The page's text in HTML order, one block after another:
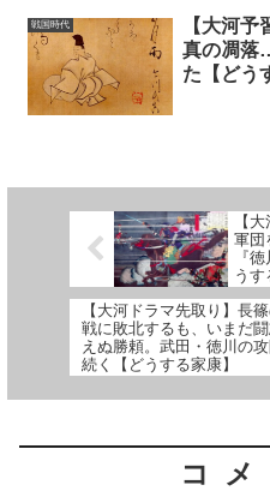
戦国時代
【大河
真の凋落
た【どう
【
軍団
『
うす
【大河ドラマ先取り】長
戦に敗北するも、いまだ
えぬ勝頼。武田・徳川の
続く【どうする家康】
コメ